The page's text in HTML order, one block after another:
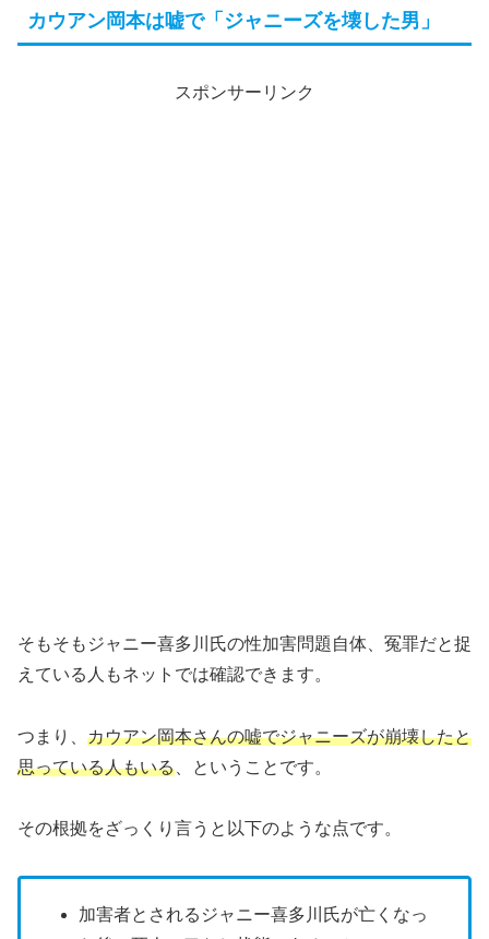
カウアン岡本は嘘で「ジャニーズを壊した男」
スポンサーリンク
そもそもジャニー喜多川氏の性加害問題自体、冤罪だと捉
えている人もネットでは確認できます。
つまり、 カウアン岡本さんの嘘でジャニーズが崩壊したと
思っている人もいる 、ということです。
その根拠をざっくり言うと以下のような点です。
加害者とされるジャニー喜多川氏が亡くなっ